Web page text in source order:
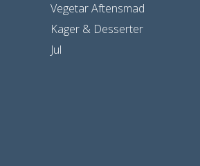
Vegetar Aftensmad
Kager & Desserter
Jul